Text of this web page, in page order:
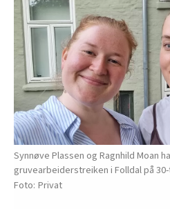
Synnøve Plassen og Ragnhild Moan
gruvearbeiderstreiken i Folldal på
Privat